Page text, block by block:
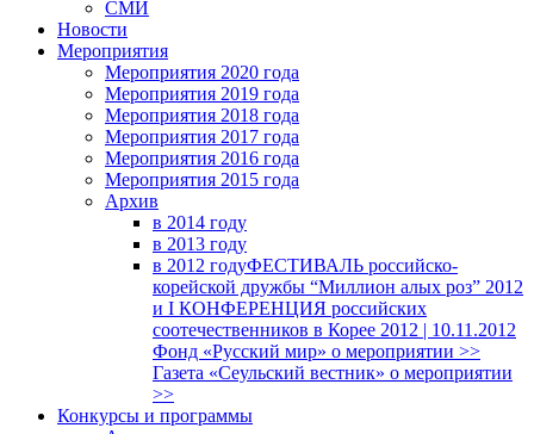
СМИ
Новости
Мероприятия
Мероприятия 2020 года
Мероприятия 2019 года
Мероприятия 2018 годa
Мероприятия 2017 года
Мероприятия 2016 года
Мероприятия 2015 года
Архив
в 2014 году
в 2013 году
в 2012 годуФЕСТИВАЛЬ российско-
корейской дружбы “Миллион алых роз” 2012
и I КОНФЕРЕНЦИЯ российских
соотечественников в Корее 2012 | 10.11.2012
Фонд «Русский мир» о мероприятии >>
Газета «Сеульский вестник» о мероприятии
>>
Конкурсы и программы